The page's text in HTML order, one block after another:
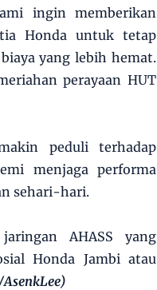
ingin memberikan
Honda untuk tetap
yang lebih hemat.
perayaan HUT
peduli terhadap
menjaga performa
sehari-hari.
AHASS yang
Honda Jambi atau